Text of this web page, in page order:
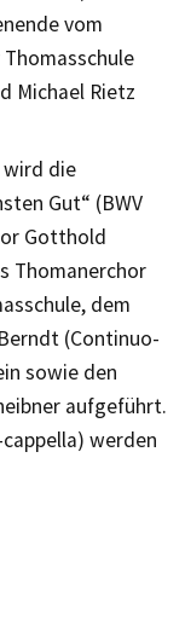
vom
Michael Rietz
wird die
Gut“ (BWV
Gotthold
Thomanerchor
dem
(Continuo-
sowie den
aufgeführt.
werden